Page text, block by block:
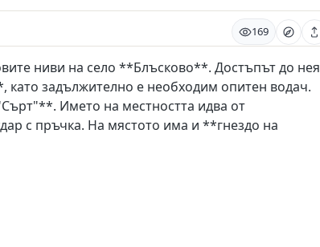
169
ниви на село **Блъсково**. Достъпът до нея
задължително е необходим опитен водач.
Името на местността идва от
с пръчка. На мястото има и **гнездо на